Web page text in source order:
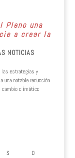
Pleno una
a crear la
NOTICIAS
las estrategias y
una notable reducción
cambio climático
S
D